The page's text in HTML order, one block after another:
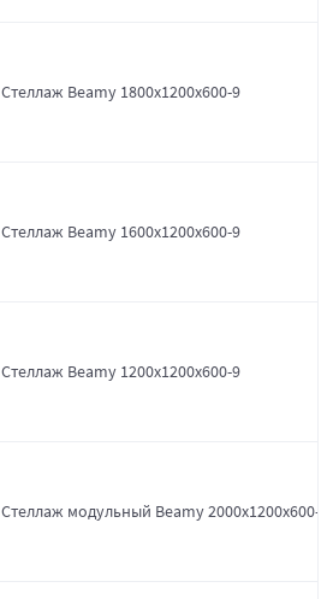
Стеллаж Beamy 1800x1200x600-9
Стеллаж Beamy 1600x1200x600-9
Стеллаж Beamy 1200x1200x600-9
Стеллаж модульный Beamy 2000x1200x600-9